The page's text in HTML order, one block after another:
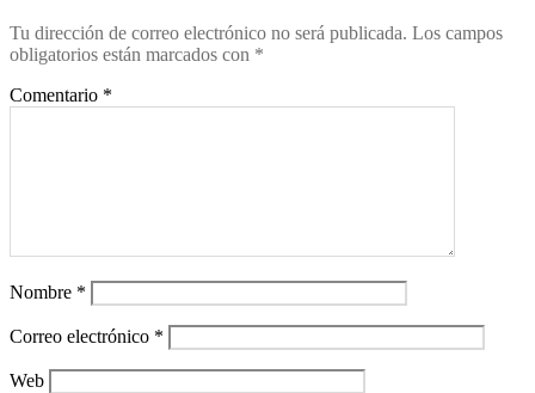
Tu dirección de correo electrónico no será publicada. Los campos
obligatorios están marcados con *
Comentario *
Nombre *
Correo electrónico *
Web